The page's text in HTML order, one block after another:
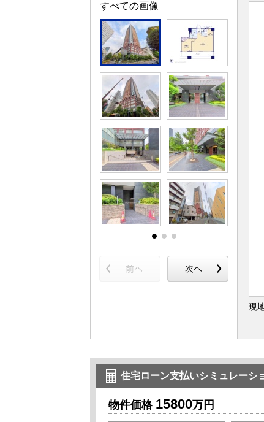
すべての画像
現
住宅ローン支払いシミュレーシ
物件価格 15800万円